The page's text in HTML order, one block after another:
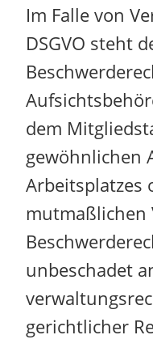
Im Falle von
DSGVO steht
dem
gewöhnlichen
Arbeitsplatzes
mutmaßlichen
unbeschadet
gerichtlicher